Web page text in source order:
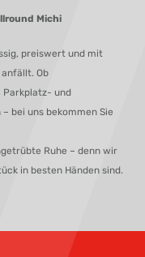
Michi
preiswert und mit
Ob
Parkplatz- und
bei uns bekommen Sie
Ruhe – denn wir
in besten Händen sind.